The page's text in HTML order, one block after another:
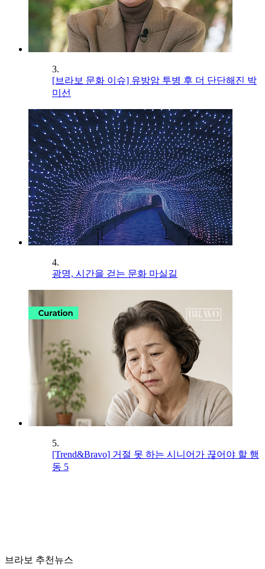
3.
[브라보 문화 이슈] 유방암 투병 후 더 단단해진 박
미선
4.
광명, 시간을 걷는 문화 마실길
5.
[Trend&Bravo] 거절 못 하는 시니어가 끊어야 할 행
동 5
브라보 추천뉴스